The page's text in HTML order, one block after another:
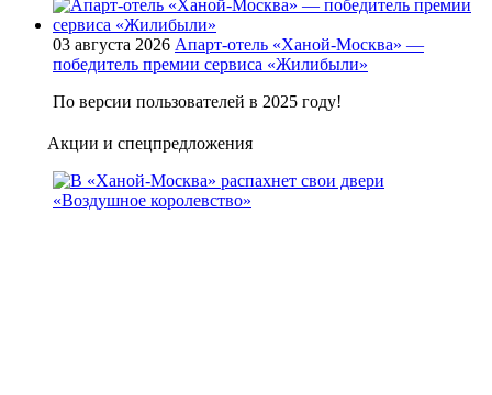
03 августа 2026 Апарт-отель «Ханой-Москва» —
победитель премии сервиса «Жилибыли»
По версии пользователей в 2025 году!
Акции и спецпредложения